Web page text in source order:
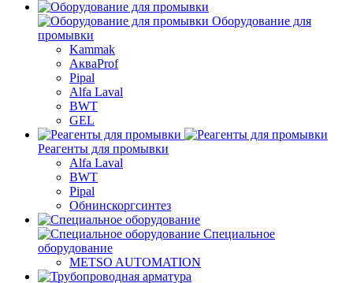
Оборудование для
промывки
Kammak
АкваProf
Pipal
Alfa Laval
BWT
GEL
Реагенты для промывки
Alfa Laval
BWT
Pipal
Обнинскоргсинтез
Специальное
оборудование
METSO AUTOMATION